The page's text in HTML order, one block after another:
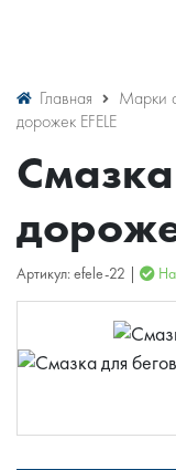
Главная Марки
дорожек EFELE
Артикул: efele-22 |